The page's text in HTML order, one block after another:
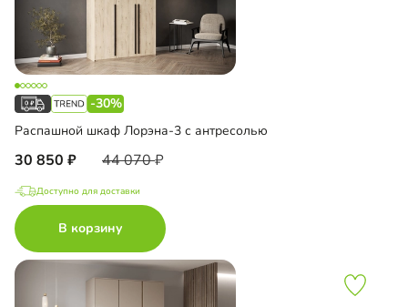
-30%
Распашной шкаф Лорэна-3 с антресолью
30 850 44 070
Доступно для доставки
В корзину